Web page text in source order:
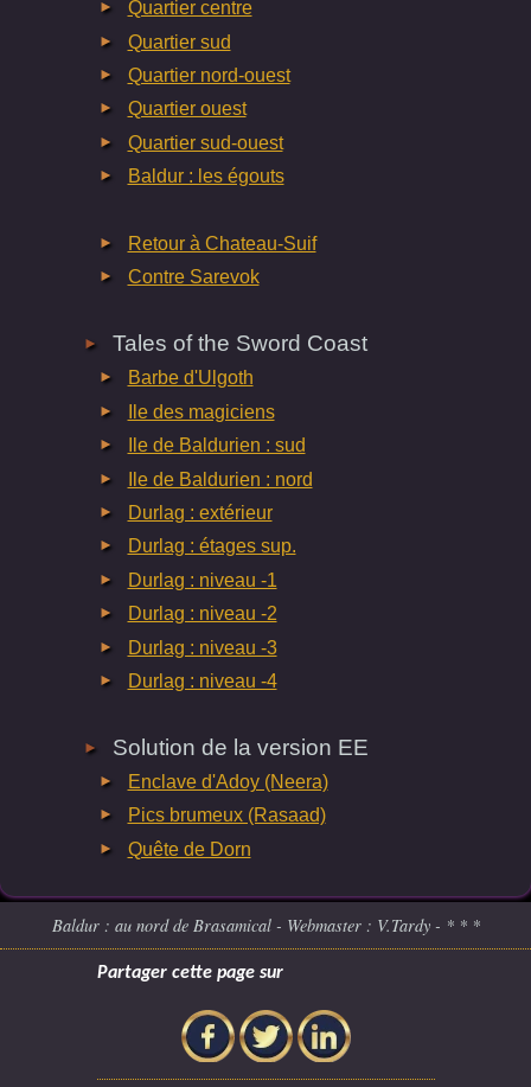
Quartier centre
Quartier sud
Quartier nord-ouest
Quartier ouest
Quartier sud-ouest
Baldur : les égouts
Retour à Chateau-Suif
Contre Sarevok
Tales of the Sword Coast
Barbe d'Ulgoth
Ile des magiciens
Ile de Baldurien : sud
Ile de Baldurien : nord
Durlag : extérieur
Durlag : étages sup.
Durlag : niveau -1
Durlag : niveau -2
Durlag : niveau -3
Durlag : niveau -4
Solution de la version EE
Enclave d'Adoy (Neera)
Pics brumeux (Rasaad)
Quête de Dorn
Baldur : au nord de Brasamical - Webmaster : V.Tardy - * * *
Partager cette page sur